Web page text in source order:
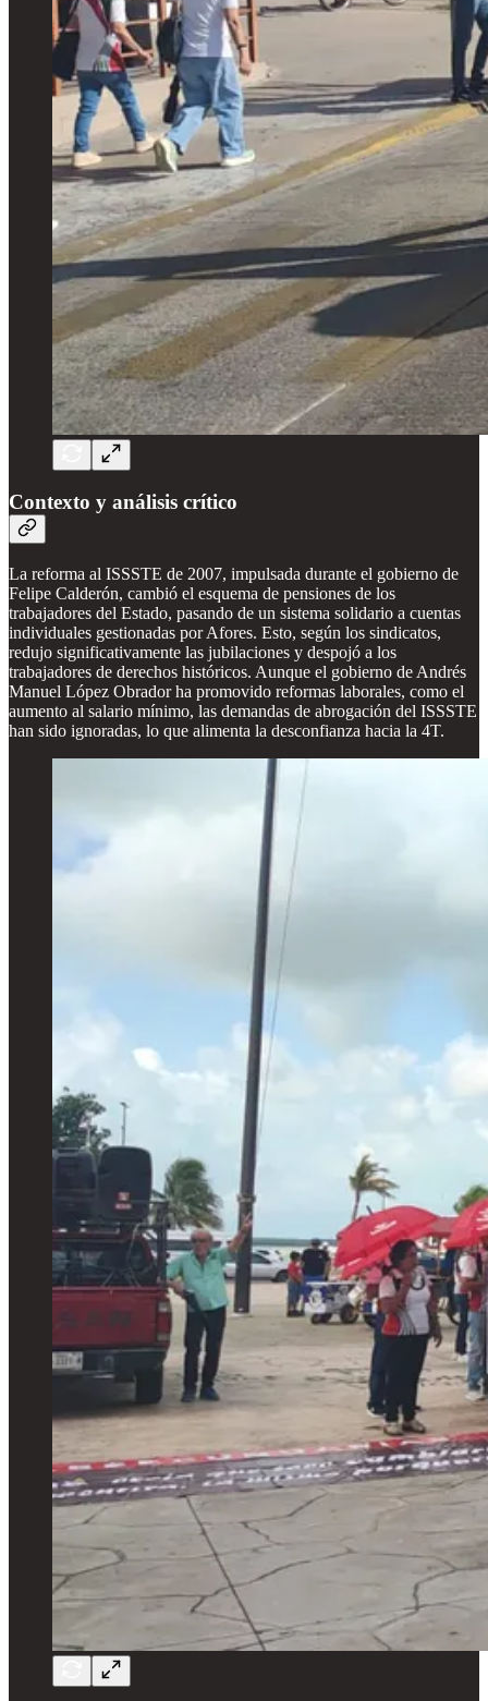
Contexto y análisis crítico
La reforma al ISSSTE de 2007, impulsada durante el gobierno de
Felipe Calderón, cambió el esquema de pensiones de los
trabajadores del Estado, pasando de un sistema solidario a cuentas
individuales gestionadas por Afores. Esto, según los sindicatos,
redujo significativamente las jubilaciones y despojó a los
trabajadores de derechos históricos. Aunque el gobierno de Andrés
Manuel López Obrador ha promovido reformas laborales, como el
aumento al salario mínimo, las demandas de abrogación del ISSSTE
han sido ignoradas, lo que alimenta la desconfianza hacia la 4T.